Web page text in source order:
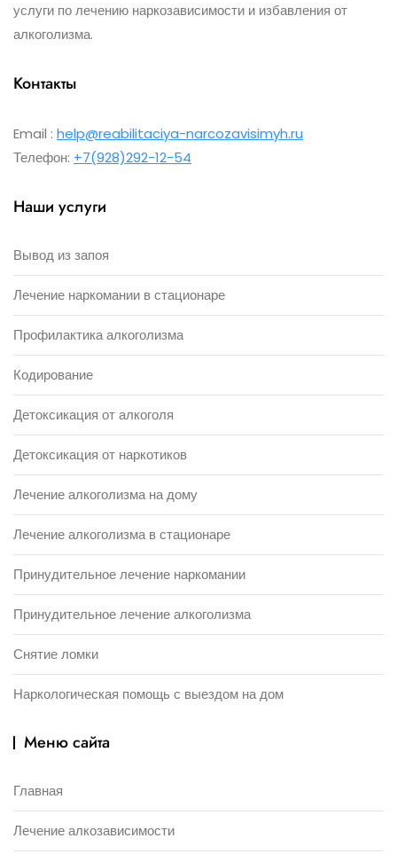
услуги по лечению наркозависимости и избавления от
алкоголизма.
Контакты
Email : help@reabilitaciya-narcozavisimyh.ru
Телефон: +7(928)292-12-54
Наши услуги
Вывод из запоя
Лечение наркомании в стационаре
Профилактика алкоголизма
Кодирование
Детоксикация от алкоголя
Детоксикация от наркотиков
Лечение алкоголизма на дому
Лечение алкоголизма в стационаре
Принудительное лечение наркомании
Принудительное лечение алкоголизма
Снятие ломки
Наркологическая помощь с выездом на дом
Меню сайта
Главная
Лечение алкозависимости